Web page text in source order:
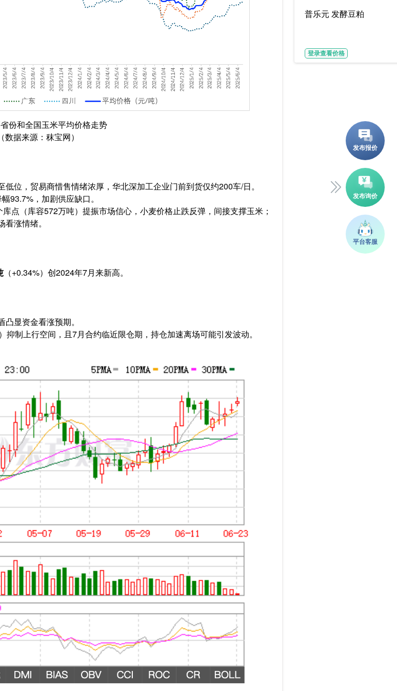
份和全国玉米平均价格走势
（数据来源：秣宝网）
位，贸易商惜售情绪浓厚，华北深加工企业门前到货仅约200车/日。
93.7%，加剧供应缺口。
点（库容572万吨）提振市场信心，小麦价格止跌反弹，间接支撑玉米；
涨情绪。
（+0.34%）创2024年7月来新高。
显资金看涨预期。
制上行空间，且7月合约临近限仓期，持仓加速离场可能引发波动。
普乐元 发酵豆粕
登录查看价格